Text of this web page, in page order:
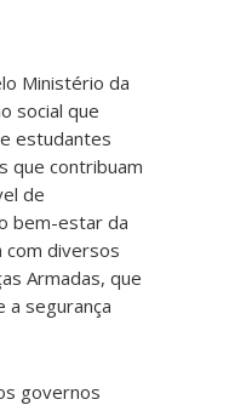
Ministério da
social que
estudantes
que contribuam
de
bem-estar da
com diversos
Armadas, que
a segurança
governos